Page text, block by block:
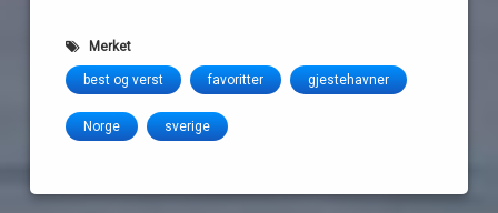
Merket
best og verst favoritter gjestehavner
Norge sverige